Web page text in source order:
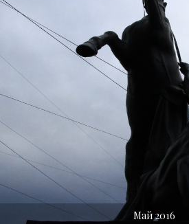
Май 2016